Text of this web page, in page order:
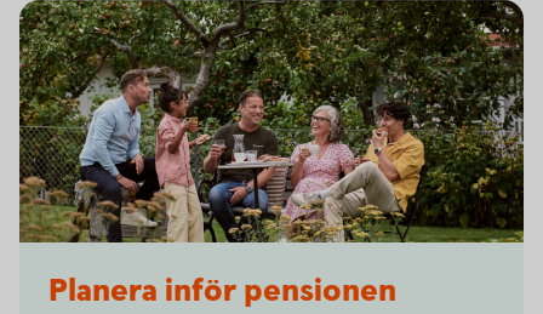
Planera inför pensionen